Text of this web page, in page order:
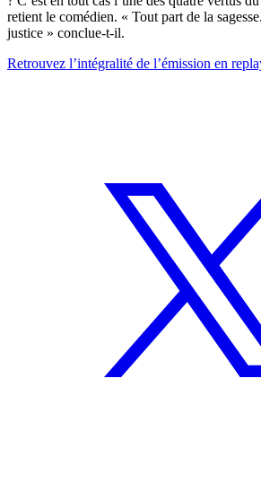
retient le comédien. « Tout part de la
justice » conclue-t-il.
Retrouvez l’intégralité de l’émission en